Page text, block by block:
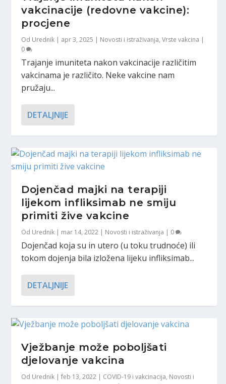
vakcinacije (redovne vakcine):
procjene
Od Urednik | apr 3, 2025 | Novosti i istraživanja,Vrste vakcina |
0
Trajanje imuniteta nakon vakcinacije različitim
vakcinama je različito. Neke vakcine nam
pružaju...
DETALJNIJE
Dojenčad majki na terapiji
lijekom infliksimab ne smiju
primiti žive vakcine
Od Urednik | mar 14, 2022 | Novosti i istraživanja | 0
Dojenčad koja su in utero (u toku trudnoće) ili
tokom dojenja bila izložena lijeku infliksimab...
DETALJNIJE
Vježbanje može poboljšati
djelovanje vakcina
Od Urednik |feb 13, 2022 | COVID-19 i vakcinacija, Novosti i